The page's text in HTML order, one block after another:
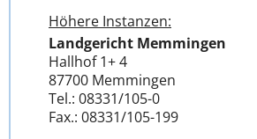
Höhere Instanzen:
Landgericht Memmingen
Hallhof 1+ 4
87700 Memmingen
Tel.: 08331/105-0
Fax.: 08331/105-199